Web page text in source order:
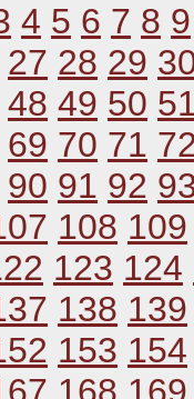
4 5 6 7 8 9
27 28 29
48 49 50
69 70 71
90 91 92
108 109
123 124
138 139
153 154